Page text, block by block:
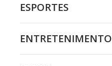
ESPORTES
ENTRETENIMENTO